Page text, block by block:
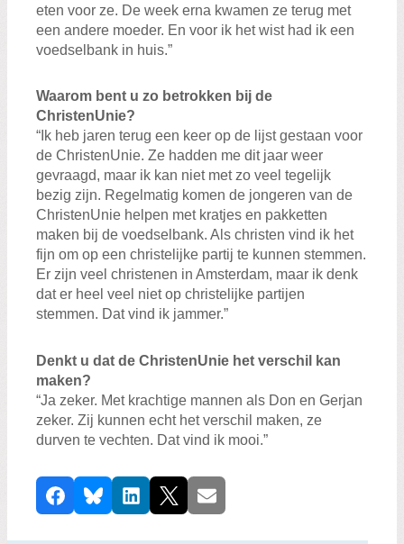
eten voor ze. De week erna kwamen ze terug met
een andere moeder. En voor ik het wist had ik een
voedselbank in huis.”
Waarom bent u zo betrokken bij de
ChristenUnie?
“Ik heb jaren terug een keer op de lijst gestaan voor
de ChristenUnie. Ze hadden me dit jaar weer
gevraagd, maar ik kan niet met zo veel tegelijk
bezig zijn. Regelmatig komen de jongeren van de
ChristenUnie helpen met kratjes en pakketten
maken bij de voedselbank. Als christen vind ik het
fijn om op een christelijke partij te kunnen stemmen.
Er zijn veel christenen in Amsterdam, maar ik denk
dat er heel veel niet op christelijke partijen
stemmen. Dat vind ik jammer.”
Denkt u dat de ChristenUnie het verschil kan
maken?
“Ja zeker. Met krachtige mannen als Don en Gerjan
zeker. Zij kunnen echt het verschil maken, ze
durven te vechten. Dat vind ik mooi.”
D
e
e
FacebookBlueskyLinkedIn
X E-mail